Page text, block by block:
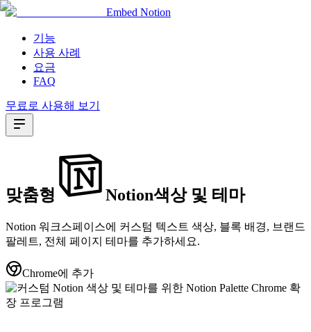
Embed Notion
기능
사용 사례
요금
FAQ
무료로 사용해 보기
맞춤형 Notion색상 및 테마
Notion 워크스페이스에 커스텀 텍스트 색상, 블록 배경, 브랜드
팔레트, 전체 페이지 테마를 추가하세요.
Chrome에 추가